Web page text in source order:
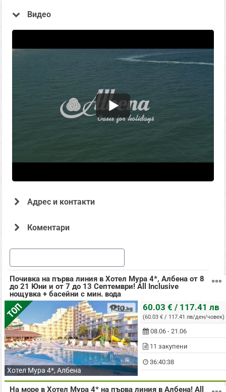
Видео
Адрес и контакти
Коментари
промотирана от Гранд Травъл ООД, с ЕИК: BG202191378 притежаващ лиценз
регистрация PK-01-7019/04.12.2012г. (застрахователна полица с №
03700100006218 със срок на валидност от 07.01.2026г. до 06.01.2027г. до
собственик на разделите: Туризъм, Почивки в България, Почивки и
Екскурзии в Чужбина в Rio.bg.
Почивка на първа линия в Хотел Мура 4*, Албена от 8
до 21 Юни и от 7 до 13 Септември! All Inclusive
нощувка + басейни с мин. вода
ТОП
Хотел Мура 4*, Албена
60.03 € / 117.41 лв
(60.03 € / 117.41 лв/ден/човек)
08.06 - 21.06
11 закупени
36:40:37
На море в Хотел Мура 4* на първа линия в Албена! All